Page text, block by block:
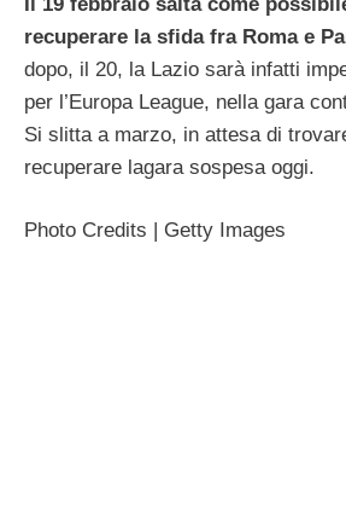
recuperare la sfida fra Roma e
dopo, il 20, la Lazio sarà infatti
per l’Europa League, nella gara
Si slitta a marzo, in attesa di
recuperare lagara sospesa oggi.
Photo Credits | Getty Images